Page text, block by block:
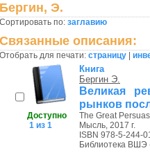
Бергин, Э.
Сортировать по: заглавию
Связанные описания:
Отобрать для печати: страницу
Доступно
1 из 1
Книга
Бергин Э.
Великая
рынков
The Great
Мысль, 2017 г.
ISBN 978-5-244-
Библиотека ВШЭ